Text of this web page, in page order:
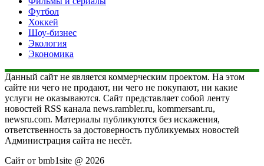
Футбол
Хоккей
Шоу-бизнес
Экология
Экономика
Данный сайт не является коммерческим проектом. На этом
сайте ни чего не продают, ни чего не покупают, ни какие
услуги не оказываются. Сайт представляет собой ленту
новостей RSS канала news.rambler.ru, kommersant.ru,
newsru.com. Материалы публикуются без искажения,
ответственность за достоверность публикуемых новостей
Администрация сайта не несёт.
Сайт от bmb1site @ 2026